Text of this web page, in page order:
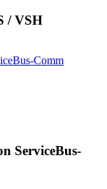
/ VSH
ServiceBus-